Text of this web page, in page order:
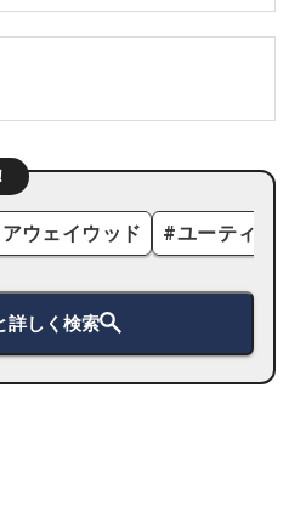
ウェイウッド #ユーティリ
詳しく検索